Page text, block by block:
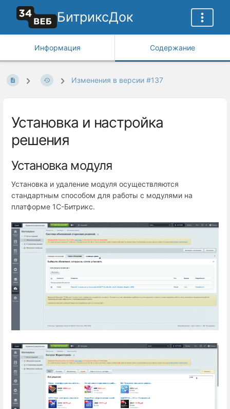
БитриксДок
Информация Содержание
Изменения в версии #137
Установка и настройка
решения
Установка модуля
Установка и удаление модуля осуществляются
стандартным способом для работы с модулями на
платформе 1С-Битрикс.